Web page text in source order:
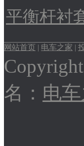
平衡杆衬
网站首页 | 电车之家 |
名： 电